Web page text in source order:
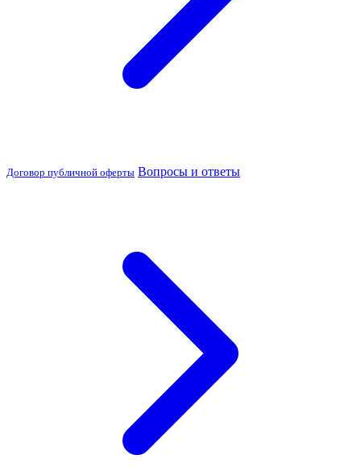
Договор публичной оферты Вопросы и ответы